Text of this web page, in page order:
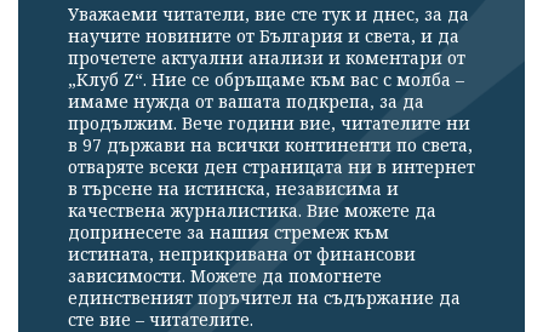
профила си!
Уважаеми читатели, вие сте тук и днес, за да
научите новините от България и света, и да
прочетете актуални анализи и коментари от
„Клуб Z“. Ние се обръщаме към вас с молба –
имаме нужда от вашата подкрепа, за да
продължим. Вече години вие, читателите ни
в 97 държави на всички континенти по света,
отваряте всеки ден страницата ни в интернет
в търсене на истинска, независима и
качествена журналистика. Вие можете да
допринесете за нашия стремеж към
истината, неприкривана от финансови
зависимости. Можете да помогнете
единственият поръчител на съдържание да
сте вие – читателите.